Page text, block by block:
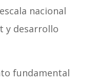
nacional
y desarrollo
fundamental